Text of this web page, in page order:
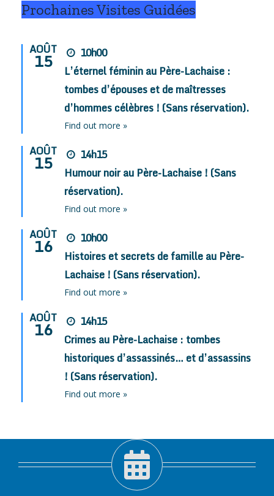
Prochaines Visites Guidées
AOÛT
15
10h00
L’éternel féminin au Père-Lachaise :
tombes d’épouses et de maîtresses
d’hommes célèbres ! (Sans réservation).
Find out more »
AOÛT
15
14h15
Humour noir au Père-Lachaise ! (Sans
réservation).
Find out more »
AOÛT
16
10h00
Histoires et secrets de famille au Père-
Lachaise ! (Sans réservation).
Find out more »
AOÛT
16
14h15
Crimes au Père-Lachaise : tombes
historiques d’assassinés… et d’assassins
! (Sans réservation).
Find out more »